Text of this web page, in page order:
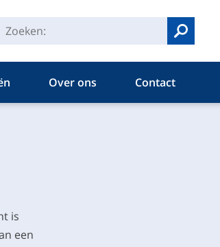
Zoeken
Over ons Contact
is
een